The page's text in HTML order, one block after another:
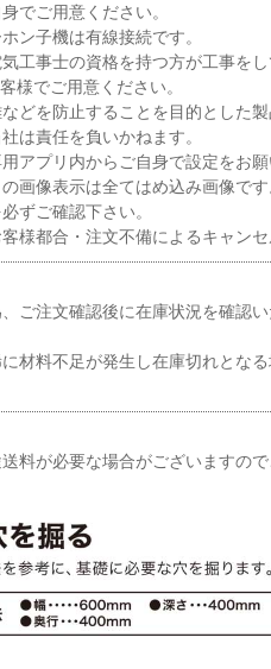
でご用意ください。
ン子機は有線接続です。
工事士の資格を持つ方が工事をし
様でご用意ください。
どを防止することを目的とした
は責任を負いかねます。
アプリ内からご自身で設定をお願
画像表示は全てはめ込み画像です
ずご確認下さい。
様都合・注文不備によるキャンセ
ご注文確認後に在庫状況を確認
材料不足が発生し在庫切れとな
料が必要な場合がございますの